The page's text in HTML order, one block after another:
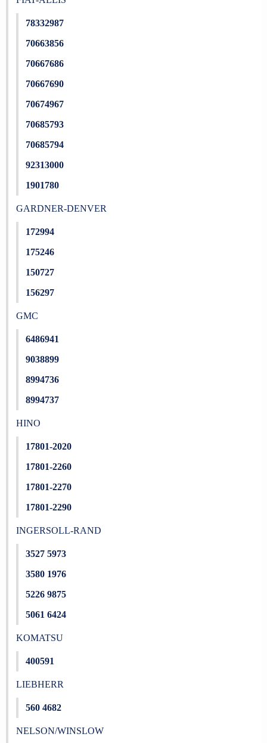
78332987
70663856
70667686
70667690
70674967
70685793
70685794
92313000
1901780
GARDNER-DENVER
172994
175246
150727
156297
GMC
6486941
9038899
8994736
8994737
HINO
17801-2020
17801-2260
17801-2270
17801-2290
INGERSOLL-RAND
3527 5973
3580 1976
5226 9875
5061 6424
KOMATSU
400591
LIEBHERR
560 4682
NELSON/WINSLOW